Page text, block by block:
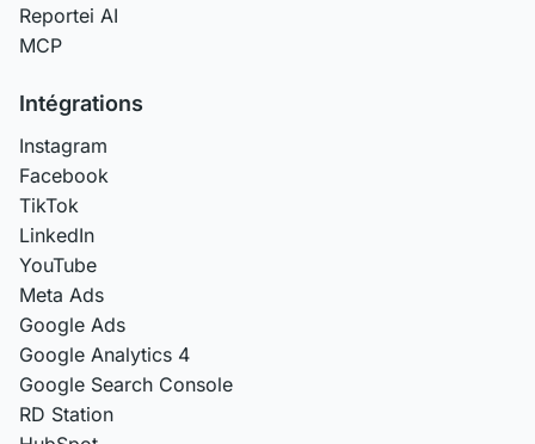
Reportei AI
MCP
Intégrations
Instagram
Facebook
TikTok
LinkedIn
YouTube
Meta Ads
Google Ads
Google Analytics 4
Google Search Console
RD Station